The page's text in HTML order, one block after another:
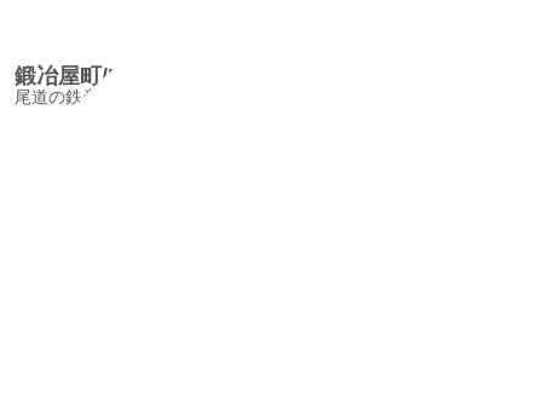
鍛冶屋町/KajiyamachiAlley
尾道の鉄産業発祥の地には、かつての鍛冶屋の名残りが